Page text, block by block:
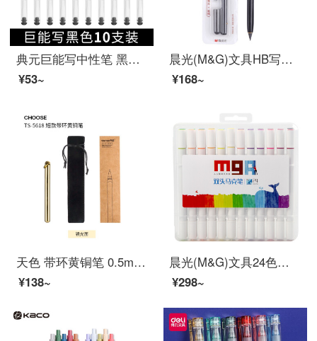
典元巨能写中性笔 黑色素碳笔专用签字笔学生用笔全针管大容量 巨能写黑色10支装
¥53~
晨光(M&G)文具HB写不完铅笔套装 笔头+笔帽 黑色学生细笔头可擦免削铅笔 单卡装HAMP1439
¥168~
天色 带环黄铜笔 0.5mm复古签字笔/创意文艺怀旧中性笔 水笔商务办公礼品笔免费刻字 短款-光面 单支装
¥138~
晨光(M&G)文具24色细杆马克笔 学生重点标记记号笔 MGARTS系列儿童涂鸦绘画笔 24支/盒ZPMV0702
¥298~